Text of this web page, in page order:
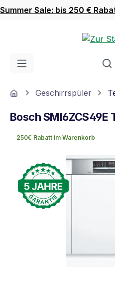
Zum Hauptinhalt springen
Summer Sale: bis 250 €
HomeGeschirrspüler
250€ Rabatt im Warenkorb
Bildergalerie überspringen